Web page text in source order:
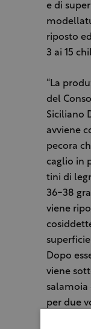
e di
riposto
3 ai 15
“La
del
Siciliano
avviene
pecora
caglio in
tini di
36-38
viene
Dopo
viene
salamoia
per due